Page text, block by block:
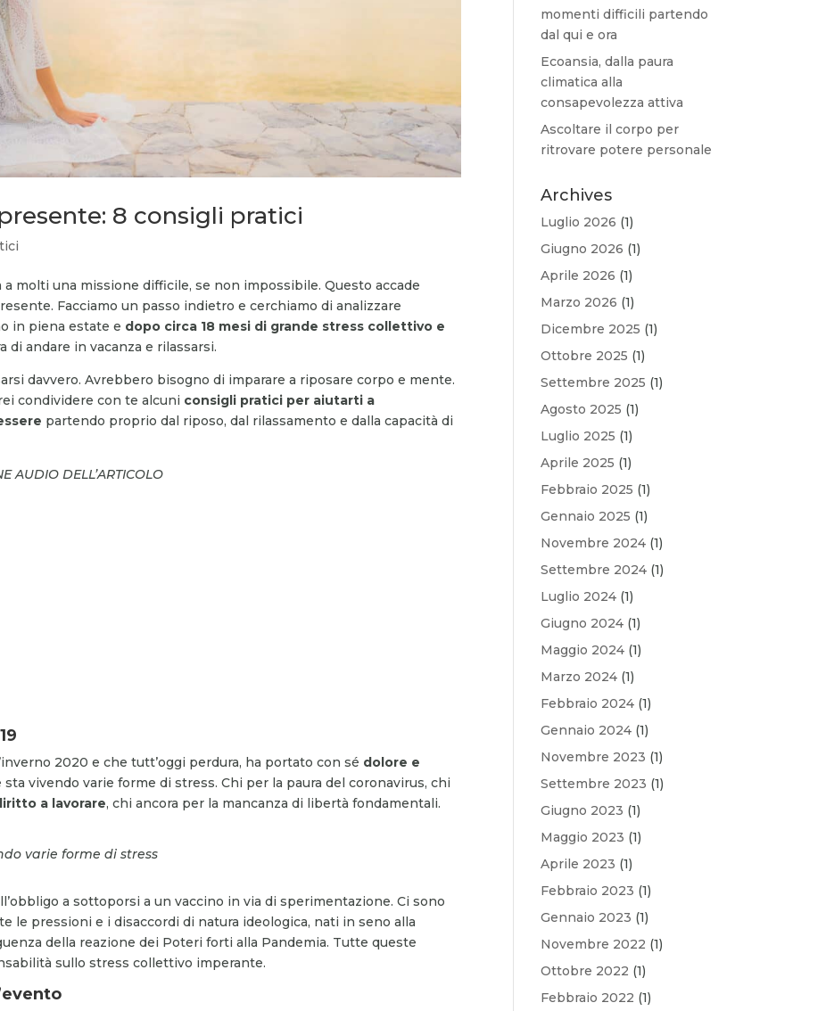
8 consigli pratici
molti una missione difficile, se non impossibile. Questo accade
Facciamo un passo indietro e cerchiamo di analizzare
in piena estate e dopo circa 18 mesi di grande stress collettivo e
di andare in vacanza e rilassarsi.
davvero. Avrebbero bisogno di imparare a riposare corpo e mente.
condividere con te alcuni consigli pratici per aiutarti a
partendo proprio dal riposo, dal rilassamento e dalla capacità di
AUDIO DELL’ARTICOLO
2020 e che tutt’oggi perdura, ha portato con sé dolore e
vivendo varie forme di stress. Chi per la paura del coronavirus, chi
a lavorare, chi ancora per la mancanza di libertà fondamentali.
varie forme di stress
a sottoporsi a un vaccino in via di sperimentazione. Ci sono
le pressioni e i disaccordi di natura ideologica, nati in seno alla
della reazione dei Poteri forti alla Pandemia. Tutte queste
sullo stress collettivo imperante.
momenti difficili partendo
dal qui e ora
Ecoansia, dalla paura
climatica alla
consapevolezza attiva
Ascoltare il corpo per
ritrovare potere personale
Archives
Luglio 2026 (1)
Giugno 2026 (1)
Aprile 2026 (1)
Marzo 2026 (1)
Dicembre 2025 (1)
Ottobre 2025 (1)
Settembre 2025 (1)
Agosto 2025 (1)
Luglio 2025 (1)
Aprile 2025 (1)
Febbraio 2025 (1)
Gennaio 2025 (1)
Novembre 2024 (1)
Settembre 2024 (1)
Luglio 2024 (1)
Giugno 2024 (1)
Maggio 2024 (1)
Marzo 2024 (1)
Febbraio 2024 (1)
Gennaio 2024 (1)
Novembre 2023 (1)
Settembre 2023 (1)
Giugno 2023 (1)
Maggio 2023 (1)
Aprile 2023 (1)
Febbraio 2023 (1)
Gennaio 2023 (1)
Novembre 2022 (1)
Ottobre 2022 (1)
Febbraio 2022 (1)